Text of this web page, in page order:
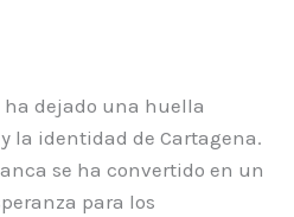
ha dejado una huella
la identidad de Cartagena.
se ha convertido en un
para los